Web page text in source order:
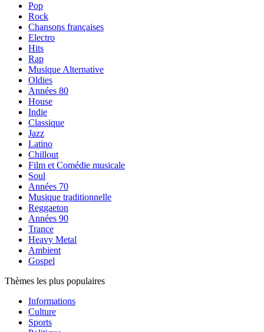
Pop
Rock
Chansons françaises
Electro
Hits
Rap
Musique Alternative
Oldies
Années 80
House
Indie
Classique
Jazz
Latino
Chillout
Film et Comédie musicale
Soul
Années 70
Musique traditionnelle
Reggaeton
Années 90
Trance
Heavy Metal
Ambient
Gospel
Thèmes les plus populaires
Informations
Culture
Sports